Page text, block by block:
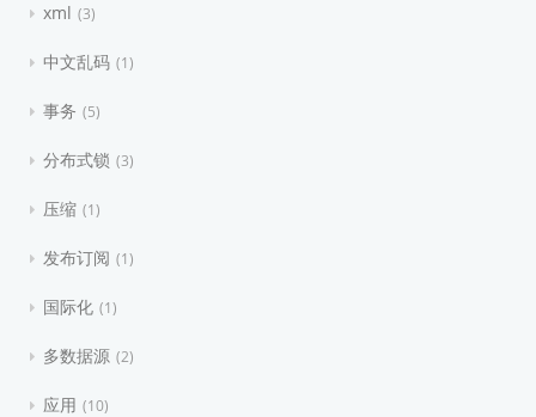
xml 3
中文乱码 1
事务 5
分布式锁 3
压缩 1
发布订阅 1
国际化 1
多数据源 2
应用 10